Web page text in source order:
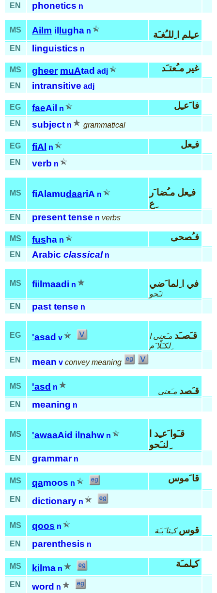
EN phonetics n
MS Ailm il lugha n عـِلم ا ِللـُغـَة
EN linguistics n
MS gheer muAtad adj غير مـُعتـَد
EN intransitive adj
EG faeAil n فا َعـِل
EN subject n grammatical
EG fiAl n فـِعل
EN verb n
MS fiAlamudaariA n
فـِعل مـُضا َر
ِع
EN present tense n verbs
MS fusha n فـُصحى
EN Arabic classical n
MS fiil maadi n في ا ِلما َضي
نـَحو
EN
past tense n
EG 'asad v قـَصـَد مـَعنى ا
ِلكـَلّا َم
EN
mean v convey meaning
MS 'asd n قـَصد مـَعنى
EN
meaning n
MS 'awaaAid il nahw n
قـَوا َعـِد ا
ِلنـَحو
EN grammar n
MS qamoos n قا َموس
EN dictionary n
MS qoos n قوس كـِتا َبـَة
EN
parenthesis n
MS kil ma n كـِلمـَة
EN word n